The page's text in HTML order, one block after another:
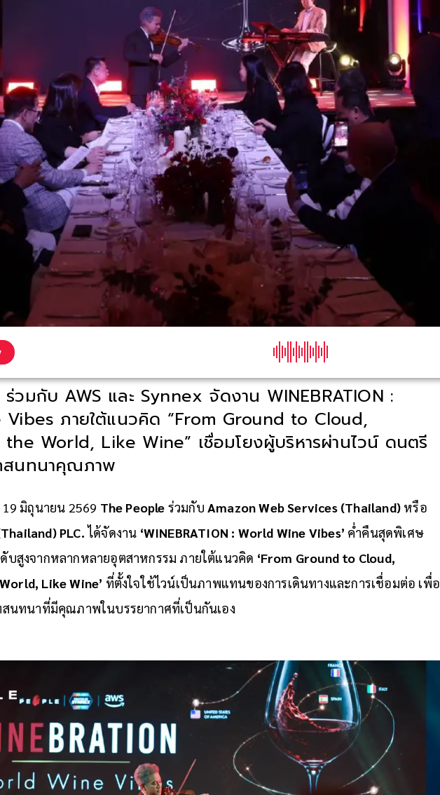
วมกับ AWS และ Synnex จัดงาน WINEBRATION :
ภายใต้แนวคิด “From Ground to Cloud,
World, Like Wine” เชื่อมโยงผู้บริหารผ่านไวน์ ดนตรี
สนทนาคุณภาพ
มิถุนายน 2569 The People ร่วมกับAmazon Web Services (Thailand) หรือ
PLC.ได้จัดงาน ‘WINEBRATION : World Wine Vibes’ ค่ำคืนสุดพิเศษ
บสูงจากหลากหลายอุตสาหกรรม ภายใต้แนวคิด ‘From Ground to Cloud,
Like Wine’ ที่ตั้งใจใช้ไวน์เป็นภาพแทนของการเดินทางและการเชื่อมต่อ เพื่อ
นทนาที่มีคุณภาพในบรรยากาศที่เป็นกันเอง